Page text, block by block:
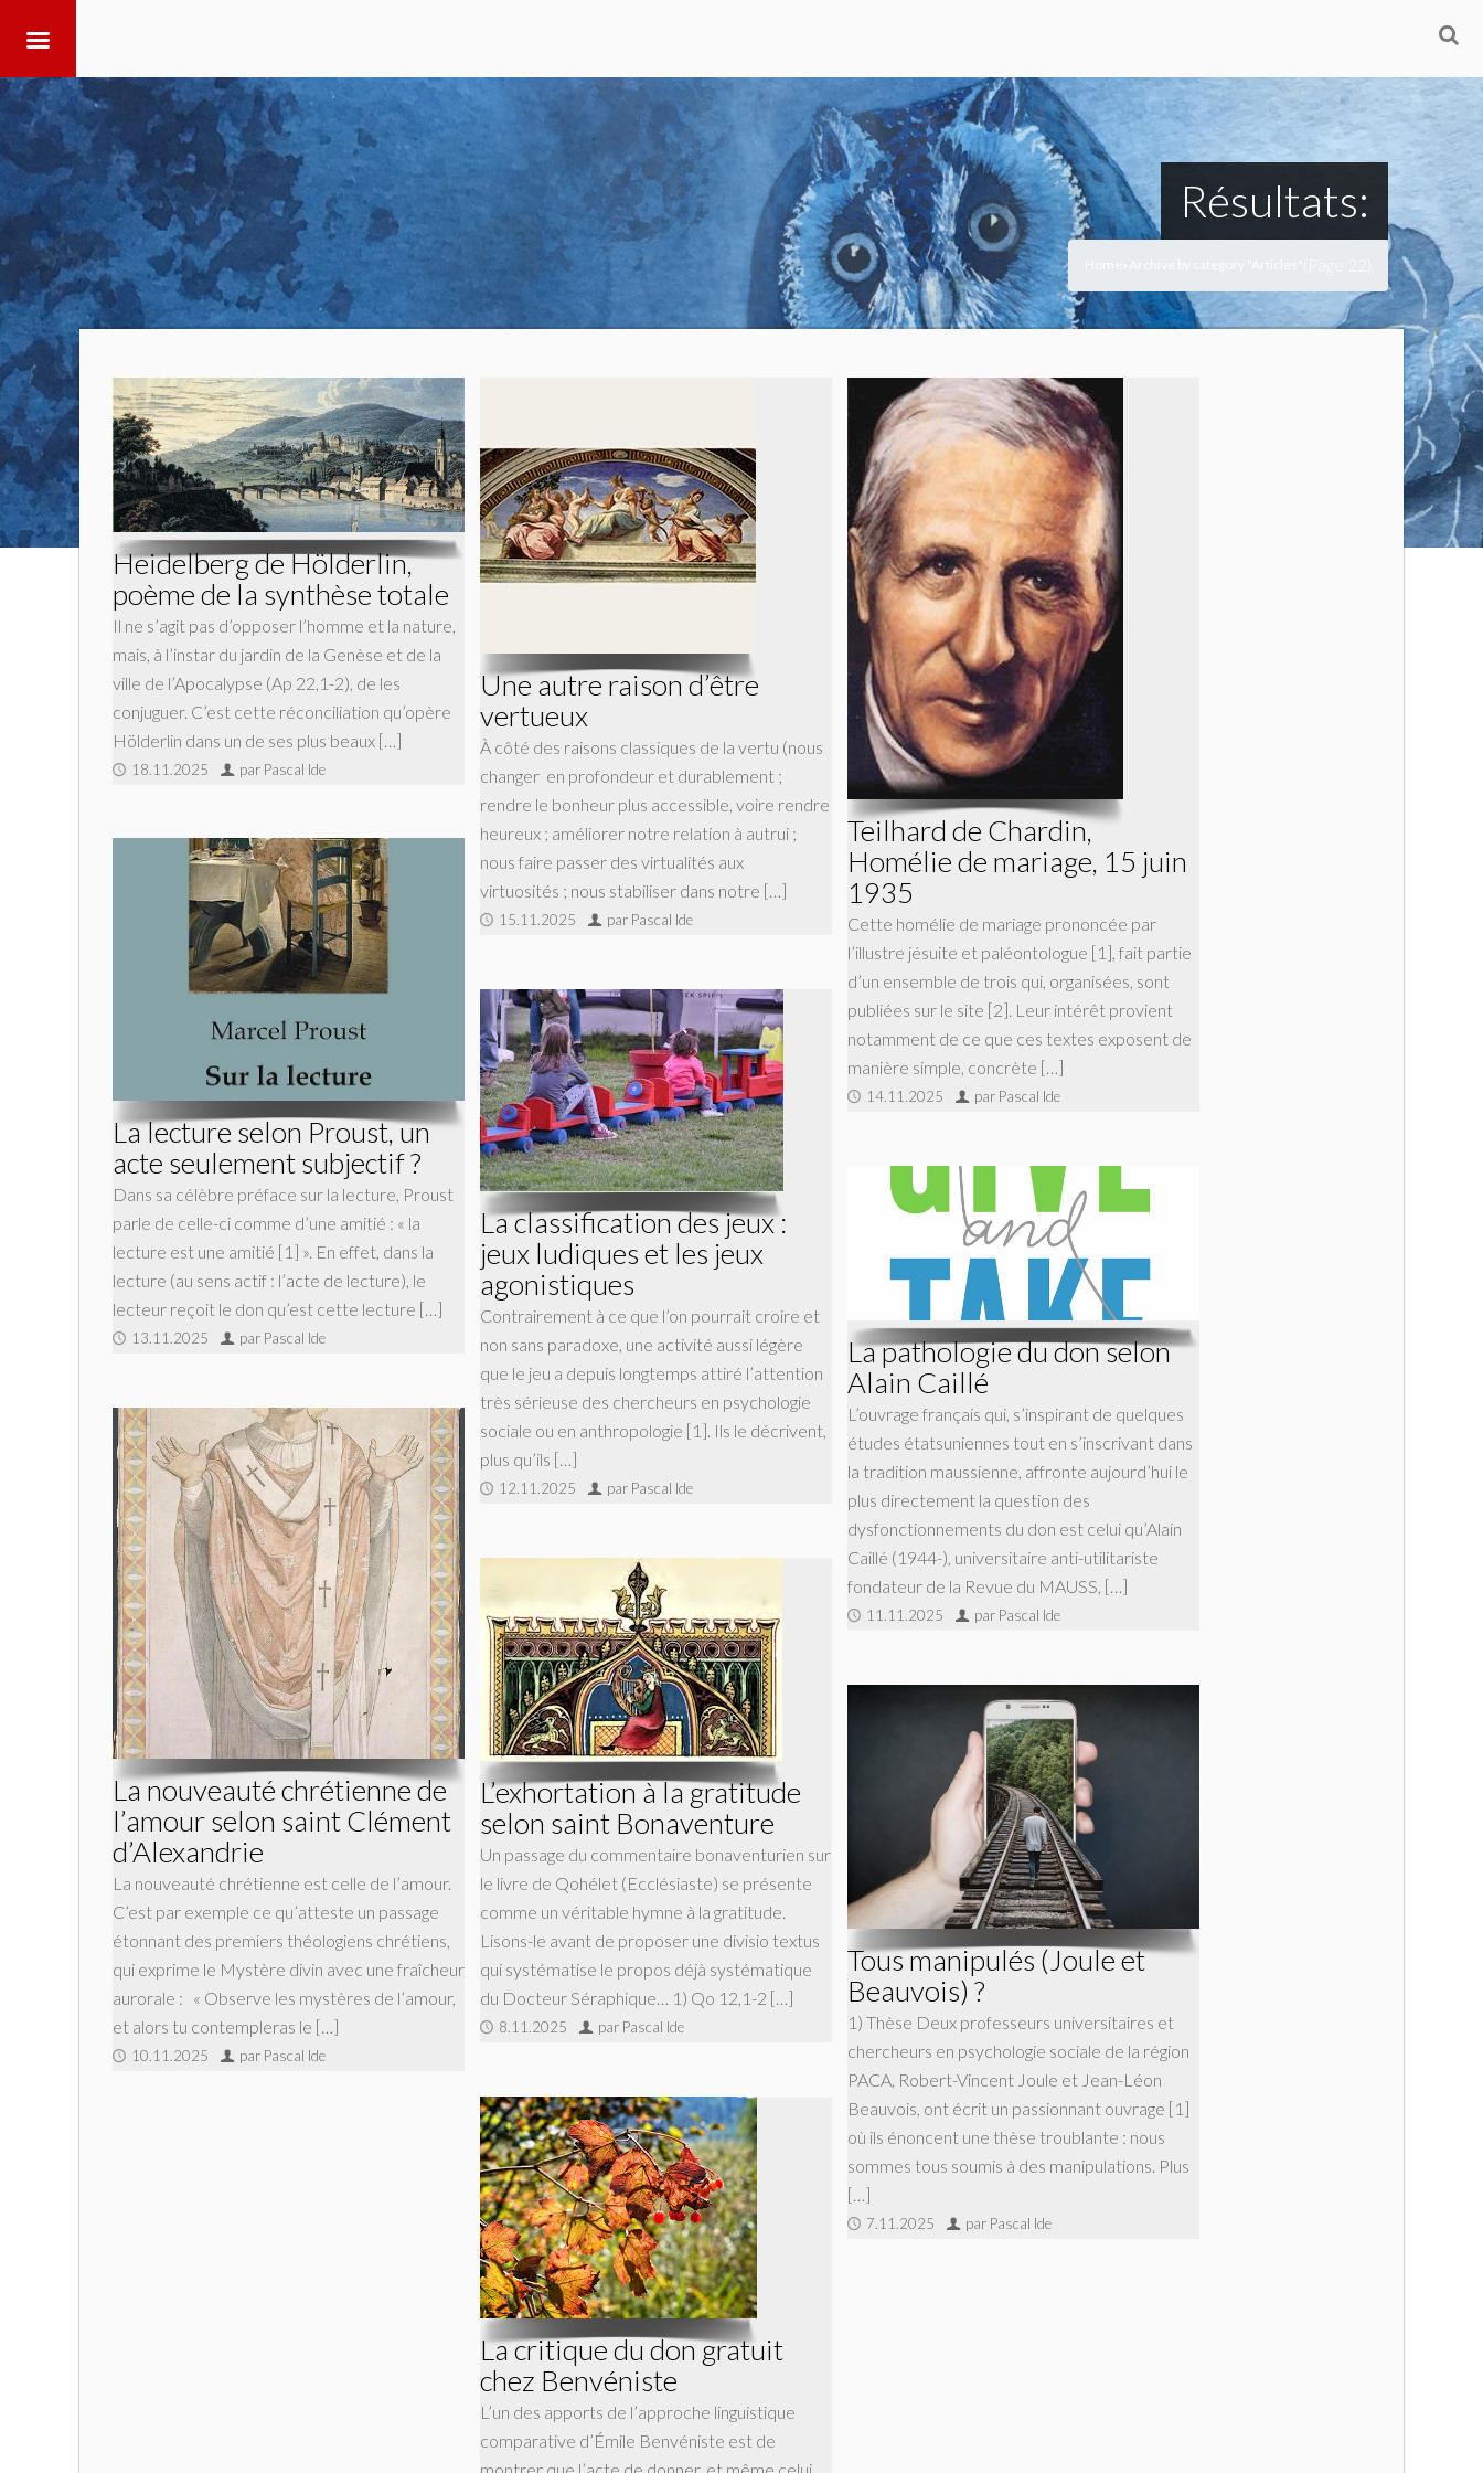
Résultats:
Heidelberg de Hölderlin,
poème de la synthèse totale
Il ne s’agit pas d’opposer l’homme et la nature,
mais, à l’instar du jardin de la Genèse et de la
ville de l’Apocalypse (Ap 22,1-2), de les
conjuguer. C’est cette réconciliation qu’opère
Hölderlin dans un de ses plus beaux […]
18.11.2025 par Pascal Ide
Une autre raison d’être
vertueux
À côté des raisons classiques de la vertu (nous
changer en profondeur et durablement ;
rendre le bonheur plus accessible, voire rendre
heureux ; améliorer notre relation à autrui ;
nous faire passer des virtualités aux
virtuosités ; nous stabiliser dans notre […]
15.11.2025 par Pascal Ide
Teilhard de Chardin,
Homélie de mariage, 15 juin
1935
Cette homélie de mariage prononcée par
l’illustre jésuite et paléontologue [1], fait partie
d’un ensemble de trois qui, organisées, sont
publiées sur le site [2]. Leur intérêt provient
notamment de ce que ces textes exposent de
manière simple, concrète […]
14.11.2025 par Pascal Ide
La lecture selon Proust, un
acte seulement subjectif ?
Dans sa célèbre préface sur la lecture, Proust
parle de celle-ci comme d’une amitié : « la
lecture est une amitié [1] ». En effet, dans la
lecture (au sens actif : l’acte de lecture), le
lecteur reçoit le don qu’est cette lecture […]
13.11.2025 par Pascal Ide
La classification des jeux :
jeux ludiques et les jeux
agonistiques
Contrairement à ce que l’on pourrait croire et
non sans paradoxe, une activité aussi légère
que le jeu a depuis longtemps attiré l’attention
très sérieuse des chercheurs en psychologie
sociale ou en anthropologie [1]. Ils le décrivent,
plus qu’ils […]
12.11.2025 par Pascal Ide
La pathologie du don selon
Alain Caillé
L’ouvrage français qui, s’inspirant de quelques
études étatsuniennes tout en s’inscrivant dans
la tradition maussienne, affronte aujourd’hui le
plus directement la question des
dysfonctionnements du don est celui qu’Alain
Caillé (1944-), universitaire anti-utilitariste
fondateur de la Revue du MAUSS, […]
11.11.2025 par Pascal Ide
La nouveauté chrétienne de
l’amour selon saint Clément
d’Alexandrie
La nouveauté chrétienne est celle de l’amour.
C’est par exemple ce qu’atteste un passage
étonnant des premiers théologiens chrétiens,
qui exprime le Mystère divin avec une fraîcheur
aurorale : « Observe les mystères de l’amour,
et alors tu contempleras le […]
10.11.2025 par Pascal Ide
L’exhortation à la gratitude
selon saint Bonaventure
Un passage du commentaire bonaventurien sur
le livre de Qohélet (Ecclésiaste) se présente
comme un véritable hymne à la gratitude.
Lisons-le avant de proposer une divisio textus
qui systématise le propos déjà systématique
du Docteur Séraphique… 1) Qo 12,1-2 […]
8.11.2025 par Pascal Ide
Tous manipulés (Joule et
Beauvois) ?
1) Thèse Deux professeurs universitaires et
chercheurs en psychologie sociale de la région
PACA, Robert-Vincent Joule et Jean-Léon
Beauvois, ont écrit un passionnant ouvrage [1]
où ils énoncent une thèse troublante : nous
sommes tous soumis à des manipulations. Plus
[…]
7.11.2025 par Pascal Ide
La critique du don gratuit
chez Benvéniste
L’un des apports de l’approche linguistique
comparative d’Émile Benvéniste est de